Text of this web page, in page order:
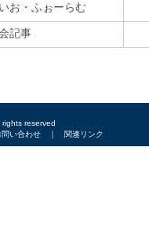
お・ふぉーらむ
記事
reserved
問い合わせ ｜ 関連リンク